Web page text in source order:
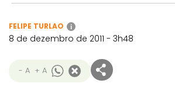
FELIPE TURLAO i
8 de dezembro de 2011 - 3h48
- A + A